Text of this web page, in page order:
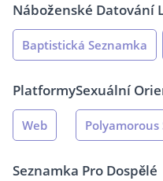
Náboženské Datování
Baptistická Seznamka
Platformy
Web
Sexuální
Polyamorous
Seznamka Pro Dospělé